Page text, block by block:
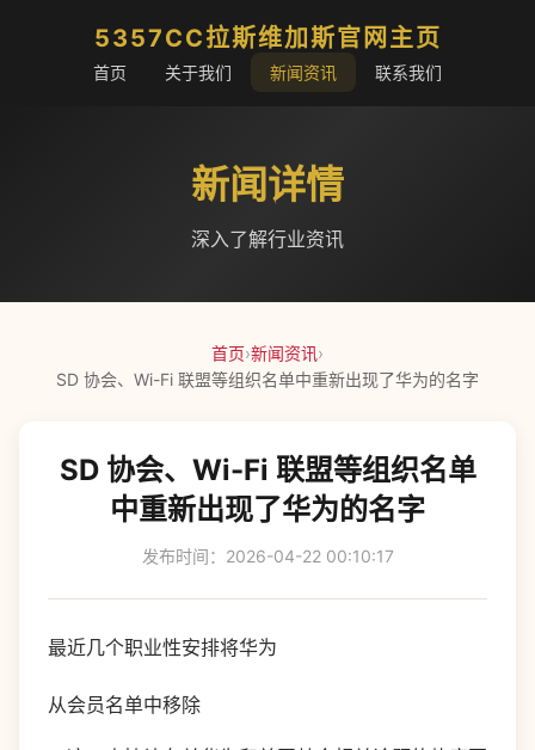
5357CC拉斯维加斯官网主页
首页 关于我们 新闻资讯 联系我们
新闻详情
深入了解行业资讯
首页›新闻资讯›
SD 协会、Wi-Fi 联盟等组织名单中重新出现了华为的名字
SD 协会、Wi-Fi 联盟等组织名单
中重新出现了华为的名字
发布时间：2026-04-22 00:10:17
最近几个职业性安排将华为
从会员名单中移除